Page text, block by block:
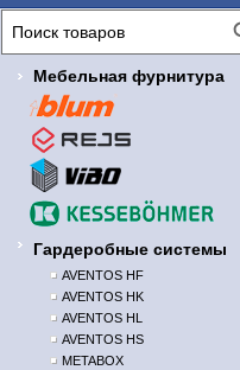
Мебельная фурнитура
Гардеробные системы
AVENTOS HF
AVENTOS HK
AVENTOS HL
AVENTOS HS
METABOX